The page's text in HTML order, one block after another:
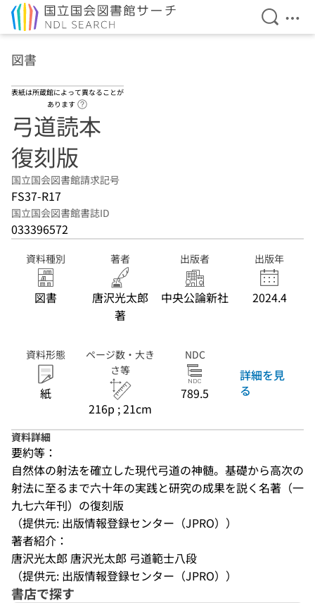
検索を
メ
図書
表紙は所蔵館によって異なることが
あります
弓道読本
復刻版
国立国会図書館請求記号
FS37-R17
国立国会図書館書誌ID
033396572
資料種別
図書
著者
唐沢光太郎
著
出版者
中央公論新社
出版年
2024.4
資料形態
紙
ページ数・大き
さ等
216p ; 21cm
NDC
789.5
詳細を見
る
資料詳細
要約等：
自然体の射法を確立した現代弓道の神髄。基礎から高次の
射法に至るまで六十年の実践と研究の成果を説く名著（一
九七六年刊）の復刻版
（提供元: 出版情報登録センター（JPRO））
著者紹介：
唐沢光太郎 唐沢光太郎 弓道範士八段
（提供元: 出版情報登録センター（JPRO））
書店で探す